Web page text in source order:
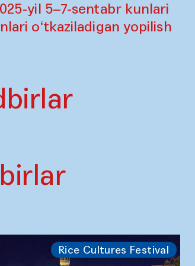
yil 5–7-sentabr kunlari
o‘tkaziladigan yopilish
Rice Cultures Festival